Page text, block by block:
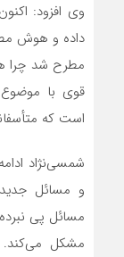
وی افزود:
داده و هوش
مطرح شد چرا
قوی با موضوع
است که
شمسی‌نژاد
و مسائل
مسائل پی
مشکل می‌کند.